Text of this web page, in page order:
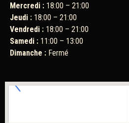
Mercredi : 18:00 – 21:00
Jeudi : 18:00 – 21:00
Vendredi : 18:00 – 21:00
Samedi : 11:00 – 13:00
Dimanche : Fermé